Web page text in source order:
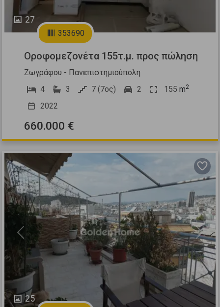
27
353690
Οροφομεζονέτα 155τ.μ. προς πώληση
Ζωγράφου - Πανεπιστημιούπολη
4
3 7 (7ος) 2 155 m2
2022
660.000 €
25
Previous Next